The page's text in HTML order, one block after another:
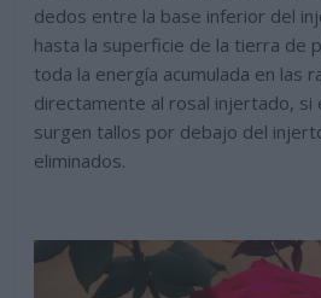
dedos entre la base inferior del
hasta la superficie de la tierra de
toda la energía acumulada en las
directamente al rosal injertado, si
surgen tallos por debajo del
eliminados.